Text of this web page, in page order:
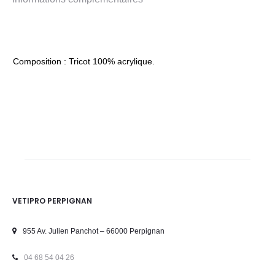
Composition : Tricot 100% acrylique.
VETIPRO PERPIGNAN
955 Av. Julien Panchot – 66000 Perpignan
04 68 54 04 26